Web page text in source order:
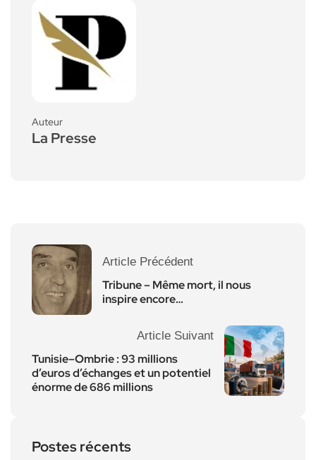
Auteur
La Presse
Article Précédent
Tribune – Même mort, il nous
inspire encore…
Article Suivant
Tunisie–Ombrie : 93 millions
d’euros d’échanges et un potentiel
énorme de 686 millions
Postes récents